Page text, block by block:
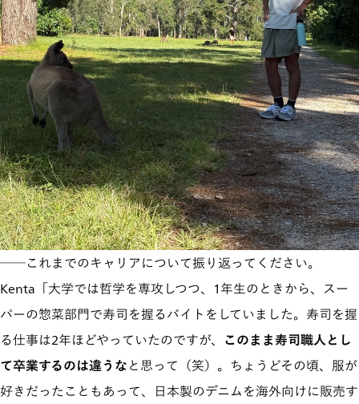
──これまでのキャリアについて振り返ってください。
Kenta「大学では哲学を専攻しつつ、1年生のときから、スー
パーの惣菜部門で寿司を握るバイトをしていました。寿司を握
る仕事は2年ほどやっていたのですが、 このまま寿司職人とし
て卒業するのは違うなと思って（笑）。ちょうどその頃、服が
好きだったこともあって、日本製のデニムを海外向けに販売す